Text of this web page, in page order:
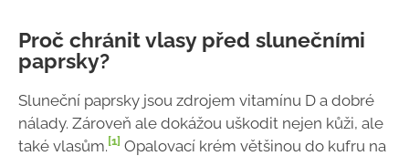
Proč chránit vlasy před slunečními
paprsky?
Sluneční paprsky jsou zdrojem vitamínu D a dobré
nálady. Zároveň ale dokážou uškodit nejen kůži, ale
také vlasům. [1] Opalovací krém většinou do kufru na